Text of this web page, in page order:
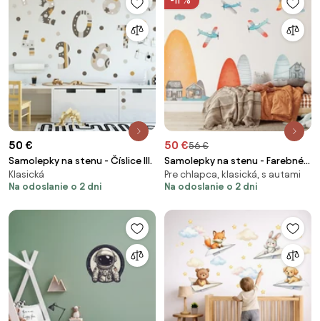
50 €
Samolepky na stenu - Číslice III.
Klasická
Na odoslanie o 2 dni
50 €56 €
Samolepky na stenu - Farebné
lietadlá nad kopcami
Pre chlapca, klasická, s autami
Na odoslanie o 2 dni